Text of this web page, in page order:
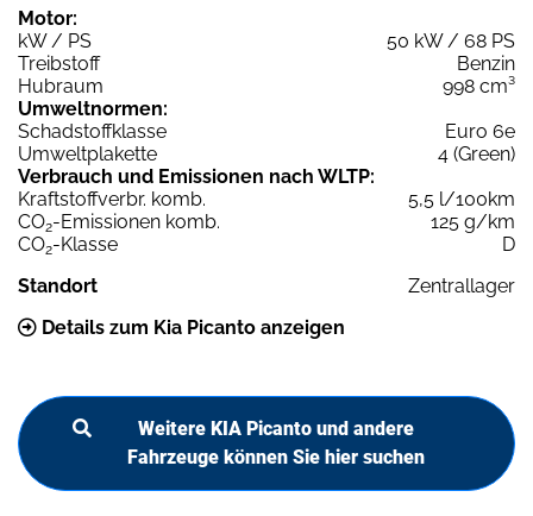
Motor:
kW / PS
50 kW / 68 PS
Treibstoff
Benzin
Hubraum
998 cm³
Umweltnormen:
Schadstoffklasse
Euro 6e
Umweltplakette
4 (Green)
Verbrauch und Emissionen nach WLTP:
Kraftstoffverbr. komb.
5,5 l/100km
CO2-Emissionen komb.
125 g/km
CO2-Klasse
D
Standort
Zentrallager
Details zum Kia Picanto anzeigen
Weitere KIA Picanto und andere
Fahrzeuge können Sie hier suchen